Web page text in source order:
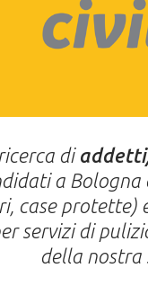
di
a
case protette)
servizi di
della nostra